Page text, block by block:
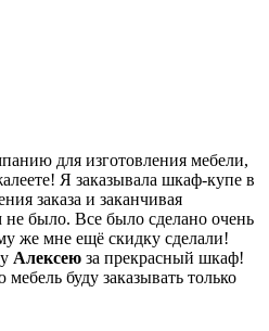
для изготовления мебели,
Я заказывала шкаф-купе в
заказа и заканчивая
было. Все было сделано очень
же мне ещё скидку сделали!
Алексею за прекрасный шкаф!
буду заказывать только